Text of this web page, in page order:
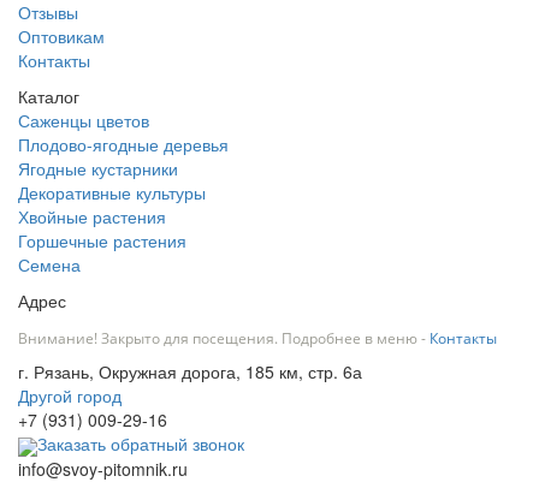
Отзывы
Оптовикам
Контакты
Каталог
Саженцы цветов
Плодово-ягодные деревья
Ягодные кустарники
Декоративные культуры
Хвойные растения
Горшечные растения
Семена
Адрес
Внимание! Закрыто для посещения. Подробнее в меню - Контакты
г. Рязань, Окружная дорога, 185 км, стр. 6а
Другой город
+7 (931) 009-29-16
Заказать обратный звонок
info@svoy-pitomnik.ru